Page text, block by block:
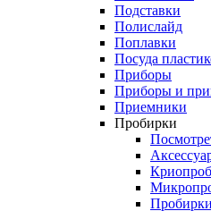
Подставки
Полислайд
Поплавки
Посуда
Приборы
Приборы и
Приемники
Пробирки